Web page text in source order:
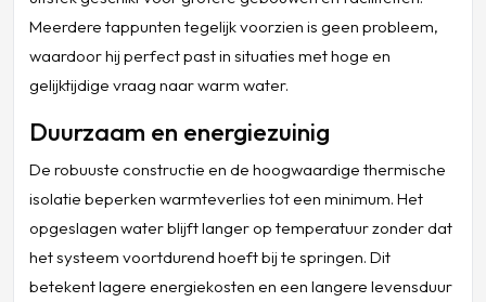
Meerdere tappunten tegelijk voorzien is geen probleem,
waardoor hij perfect past in situaties met hoge en
gelijktijdige vraag naar warm water.
Duurzaam en energiezuinig
De robuuste constructie en de hoogwaardige thermische
isolatie beperken warmteverlies tot een minimum. Het
opgeslagen water blijft langer op temperatuur zonder dat
het systeem voortdurend hoeft bij te springen. Dit
betekent lagere energiekosten en een langere levensduur